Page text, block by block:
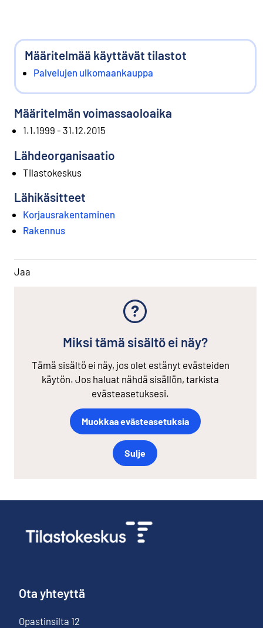
Määritelmää käyttävät tilastot
Palvelujen ulkomaankauppa
Määritelmän voimassaoloaika
1.1.1999 - 31.12.2015
Lähdeorganisaatio
Tilastokeskus
Lähikäsitteet
Korjausrakentaminen
Rakennus
Jaa
Miksi tämä sisältö ei näy?
Tämä sisältö ei näy, jos olet estänyt evästeiden
käytön. Jos haluat nähdä sisällön, tarkista
evästeasetuksesi.
Muokkaa evästeasetuksia
Sulje
Ota yhteyttä
Opastinsilta 12